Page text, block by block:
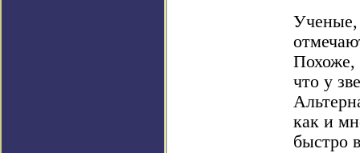
Ученые,
Похоже,
что у
как и
быстро